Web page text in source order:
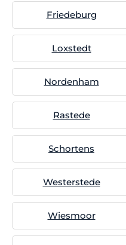
Friedeburg
Loxstedt
Nordenham
Rastede
Schortens
Westerstede
Wiesmoor